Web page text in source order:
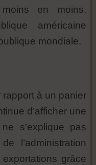
en moins.
américaine
mondiale.
à un panier
d’afficher une
s’explique pas
l’administration
grâce